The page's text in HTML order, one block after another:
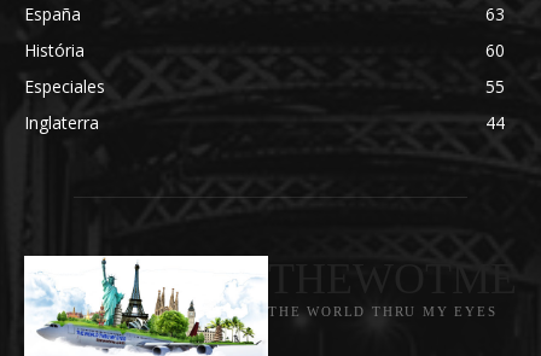
España
63
História
60
Especiales
55
Inglaterra
44
THE WORLD THRU MY EYES